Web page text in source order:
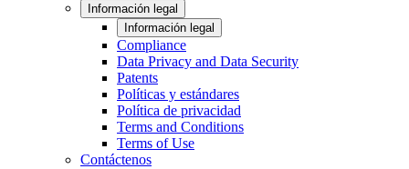
Información legal
Información legal
Compliance
Data Privacy and Data Security
Patents
Políticas y estándares
Política de privacidad
Terms and Conditions
Terms of Use
Contáctenos